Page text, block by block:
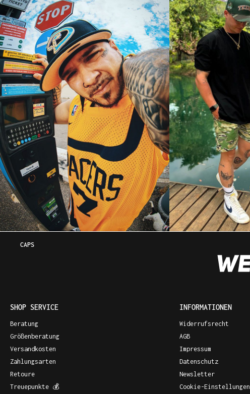
CAPS
SHOP SERVICE
Beratung
Größenberatung
Versandkosten
Zahlungsarten
Retoure
Treuepunkte 💰
INFORMATIONEN
Widerrufsrecht
AGB
Impressum
Datenschutz
Newsletter
Cookie-Einstellungen